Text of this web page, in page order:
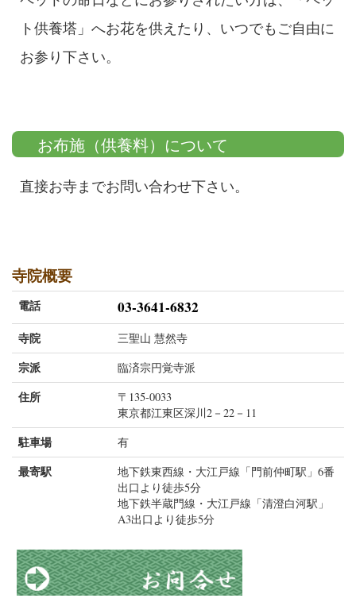
ト供養塔」へお花を供えたり、いつでもご自由に
お参り下さい。
お布施（供養料）について
直接お寺までお問い合わせ下さい。
寺院概要
電話 03-3641-6832
寺院 三聖山 慧然寺
宗派 臨済宗円覚寺派
住所
〒135-0033
東京都江東区深川2－22－11
駐車場 有
最寄駅
地下鉄東西線・大江戸線「門前仲町駅」6番
出口より徒歩5分
地下鉄半蔵門線・大江戸線「清澄白河駅」
A3出口より徒歩5分